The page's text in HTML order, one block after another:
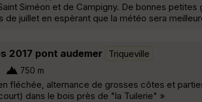
Siméon et de Campigny. De bonnes
de juillet en espèrant que la météo sera
2017 pont audemer Triqueville
750 m
fléchée, alternance de grosses côtes et
dans le bois près de "la Tuilerie" »